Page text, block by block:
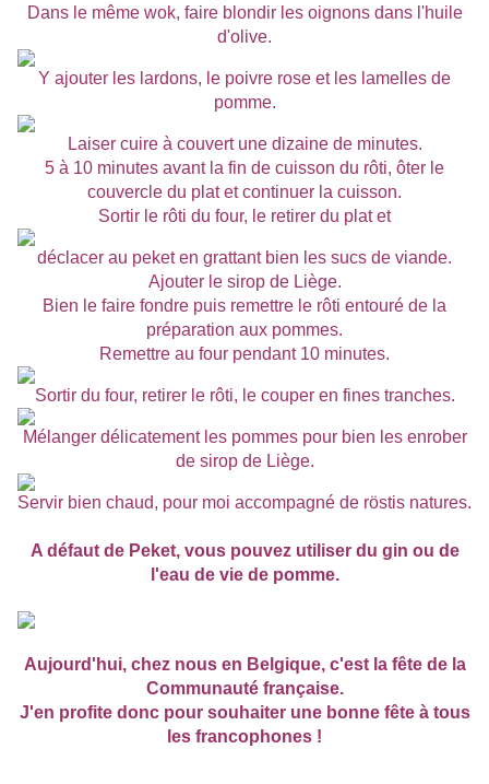
Dans le même wok, faire blondir les oignons dans l'huile
d'olive.
Y ajouter les lardons, le poivre rose et les lamelles de
pomme.
Laiser cuire à couvert une dizaine de minutes.
5 à 10 minutes avant la fin de cuisson du rôti, ôter le
couvercle du plat et continuer la cuisson.
Sortir le rôti du four, le retirer du plat et
déclacer au peket en grattant bien les sucs de viande.
Ajouter le sirop de Liège.
Bien le faire fondre puis remettre le rôti entouré de la
préparation aux pommes.
Remettre au four pendant 10 minutes.
Sortir du four, retirer le rôti, le couper en fines tranches.
Mélanger délicatement les pommes pour bien les enrober
de sirop de Liège.
Servir bien chaud, pour moi accompagné de röstis natures.
A défaut de Peket, vous pouvez utiliser du gin ou de
l'eau de vie de pomme.
Aujourd'hui, chez nous en Belgique, c'est la fête de la
Communauté française.
J'en profite donc pour souhaiter une bonne fête à tous
les francophones !